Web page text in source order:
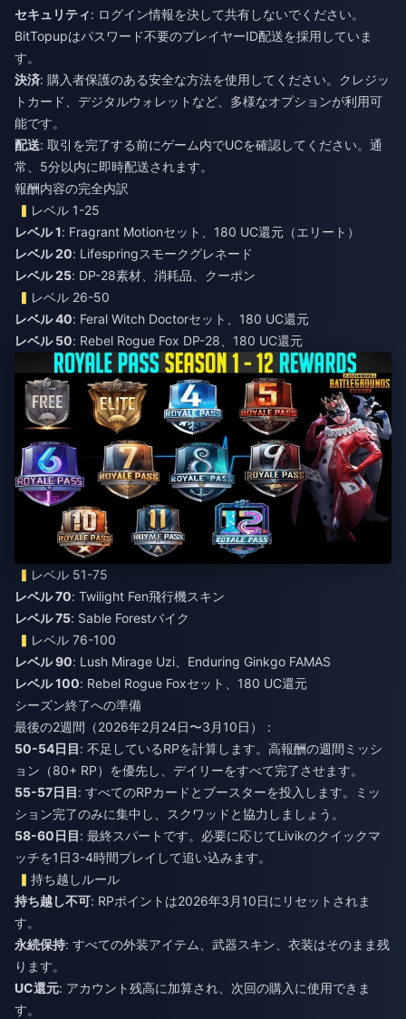
セキュリティ: ログイン情報を決して共有しないでください。
BitTopupはパスワード不要のプレイヤーID配送を採用していま
す。
決済: 購入者保護のある安全な方法を使用してください。クレジッ
トカード、デジタルウォレットなど、多様なオプションが利用可
能です。
配送: 取引を完了する前にゲーム内でUCを確認してください。通
常、5分以内に即時配送されます。
報酬内容の完全内訳
レベル 1-25
レベル 1: Fragrant Motionセット、180 UC還元（エリート）
レベル 20: Lifespringスモークグレネード
レベル 25: DP-28素材、消耗品、クーポン
レベル 26-50
レベル 40: Feral Witch Doctorセット、180 UC還元
レベル 50: Rebel Rogue Fox DP-28、180 UC還元
レベル 51-75
レベル 70: Twilight Fen飛行機スキン
レベル 75: Sable Forestバイク
レベル 76-100
レベル 90: Lush Mirage Uzi、Enduring Ginkgo FAMAS
レベル 100: Rebel Rogue Foxセット、180 UC還元
シーズン終了への準備
最後の2週間（2026年2月24日〜3月10日）：
50-54日目: 不足しているRPを計算します。高報酬の週間ミッシ
ョン（80+ RP）を優先し、デイリーをすべて完了させます。
55-57日目: すべてのRPカードとブースターを投入します。ミッ
ション完了のみに集中し、スクワッドと協力しましょう。
58-60日目: 最終スパートです。必要に応じてLivikのクイックマ
ッチを1日3-4時間プレイして追い込みます。
持ち越しルール
持ち越し不可: RPポイントは2026年3月10日にリセットされま
す。
永続保持: すべての外装アイテム、武器スキン、衣装はそのまま残
ります。
UC還元: アカウント残高に加算され、次回の購入に使用できま
す。